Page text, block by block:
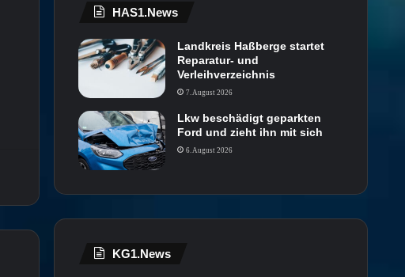
HAS1.News
Landkreis Haßberge startet
Reparatur- und
Verleihverzeichnis
7. August 2026
Lkw beschädigt geparkten
Ford und zieht ihn mit sich
6. August 2026
KG1.News